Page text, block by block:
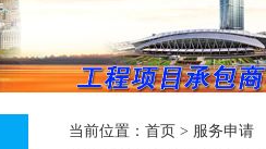
当前位置： 首页 > 服务申请